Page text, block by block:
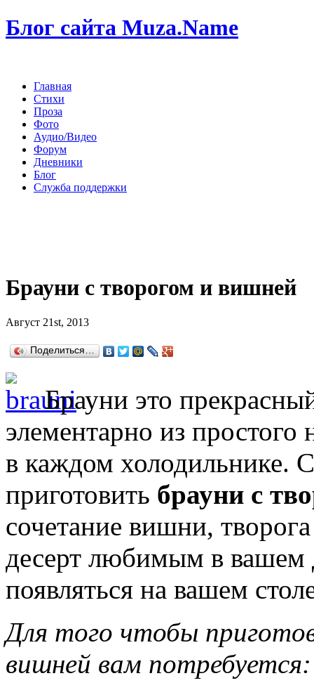
Блог сайта Muza.Name
Главная
Стихи
Проза
Фото
Аудио/Видео
Форум
Дневники
Блог
Служба поддержки
Брауни с творогом и вишней
Август 21st, 2013
Поделиться…
Брауни это
элементарно из простого
в каждом холодильнике.
приготовить брауни с
сочетание вишни,
десерт любимым в вашем
появляться на вашем
Для того чтобы
вишней вам потребуется: